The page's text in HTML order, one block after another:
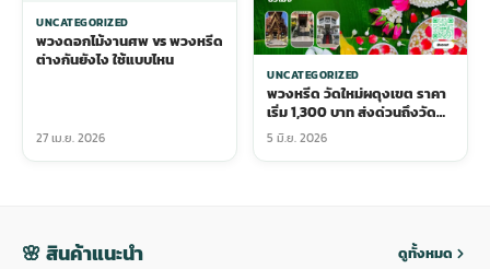
UNCATEGORIZED
พวงดอกไม้งานศพ vs พวงหรีด
ต่างกันยังไง ใช้แบบไหน
27 เม.ย. 2026
UNCATEGORIZED
พวงหรีด วัดใหม่ผดุงเขต ราคา
เริ่ม 1,300 บาท ส่งด่วนถึงวัด
ภายใน 3 ชั่วโมง
5 มิ.ย. 2026
🌸 สินค้าแนะนำ ดูทั้งหมด